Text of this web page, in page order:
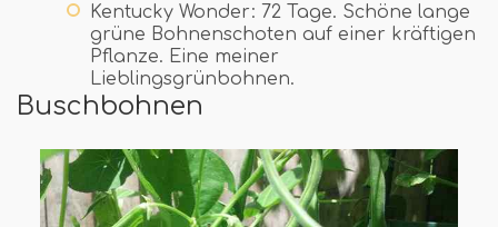
Kentucky Wonder: 72 Tage. Schöne lange
grüne Bohnenschoten auf einer kräftigen
Pflanze. Eine meiner
Lieblingsgrünbohnen.
Buschbohnen